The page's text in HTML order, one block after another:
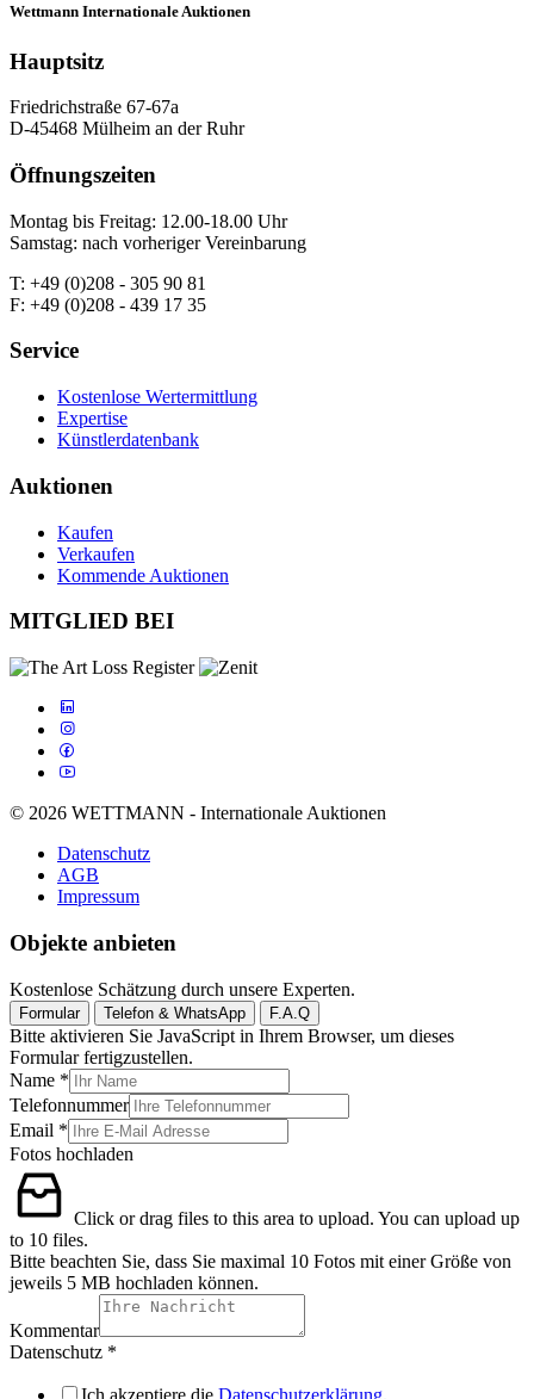
Wettmann Internationale Auktionen
Hauptsitz
Friedrichstraße 67-67a
D-45468 Mülheim an der Ruhr
Öffnungszeiten
Montag bis Freitag: 12.00-18.00 Uhr
Samstag: nach vorheriger Vereinbarung
T: +49 (0)208 - 305 90 81
F: +49 (0)208 - 439 17 35
Service
Kostenlose Wertermittlung
Expertise
Künstlerdatenbank
Auktionen
Kaufen
Verkaufen
Kommende Auktionen
MITGLIED BEI
© 2026 WETTMANN - Internationale Auktionen
Datenschutz
AGB
Impressum
Objekte anbieten
Kostenlose Schätzung durch unsere Experten.
Formular Telefon & WhatsApp F.A.Q
Bitte aktivieren Sie JavaScript in Ihrem Browser, um dieses
Formular fertigzustellen.
Name *
Telefonnummer
Email *
Email
Telefonnummer
Kommentar
Fotos hochladen
Click or drag files to this area to upload. You can upload up
to 10 files.
Bitte beachten Sie, dass Sie maximal 10 Fotos mit einer Größe von
jeweils 5 MB hochladen können.
Kommentar
Datenschutz *
Ich akzeptiere die Datenschutzerklärung.